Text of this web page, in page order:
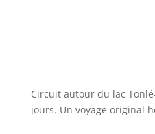
Circuit autour du lac
jours. Un voyage original